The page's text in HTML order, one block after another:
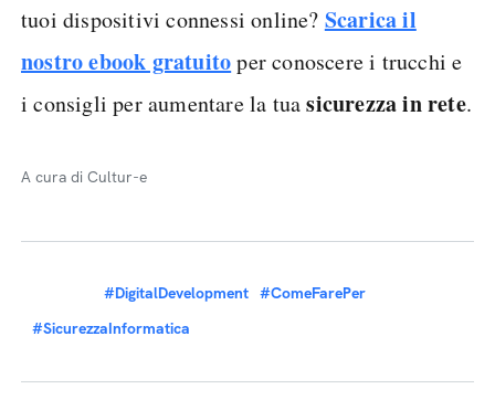
tuoi dispositivi connessi online? Scarica il
nostro ebook gratuitoper conoscere i trucchi e
i consigli per aumentare la tuasicurezza in rete.
A cura di Cultur-e
#DigitalDevelopment #ComeFarePer
#SicurezzaInformatica